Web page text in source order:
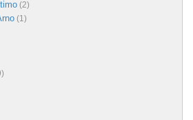
(2)
(1)